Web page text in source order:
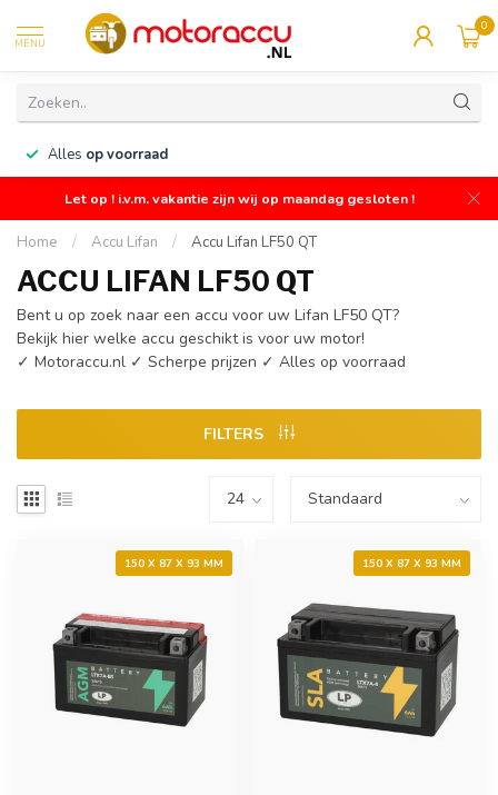
MENU
0
Alles op voorraad
Let op ! i.v.m. vakantie zijn wij op maandag gesloten !
Home / Accu Lifan / Accu Lifan LF50 QT
ACCU LIFAN LF50 QT
Bent u op zoek naar een accu voor uw Lifan LF50 QT?
Bekijk hier welke accu geschikt is voor uw motor!
✓ Motoraccu.nl ✓ Scherpe prijzen ✓ Alles op voorraad
FILTERS
150 X 87 X 93 MM 150 X 87 X 93 MM